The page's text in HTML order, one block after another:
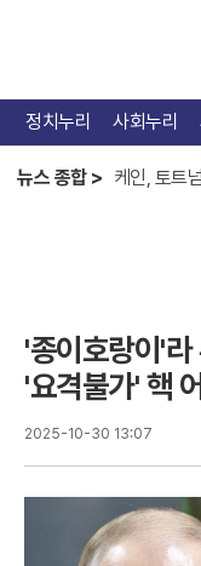
정치누리 사회누리
뉴스 종합 >
한준수 홀
케인, 토트
카스트로
'종이호랑이'
'요격불가' 핵
2025-10-30 13:07